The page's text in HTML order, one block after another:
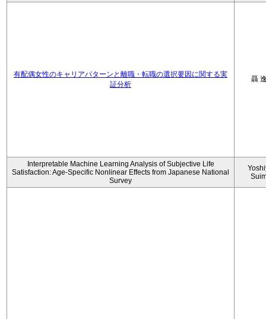
有配偶女性のキャリアパターンと離職・転職の選択要因に関する実
証分析
聶
Interpretable Machine Learning Analysis of Subjective Life
Satisfaction: Age-Specific Nonlinear Effects from Japanese National
Survey